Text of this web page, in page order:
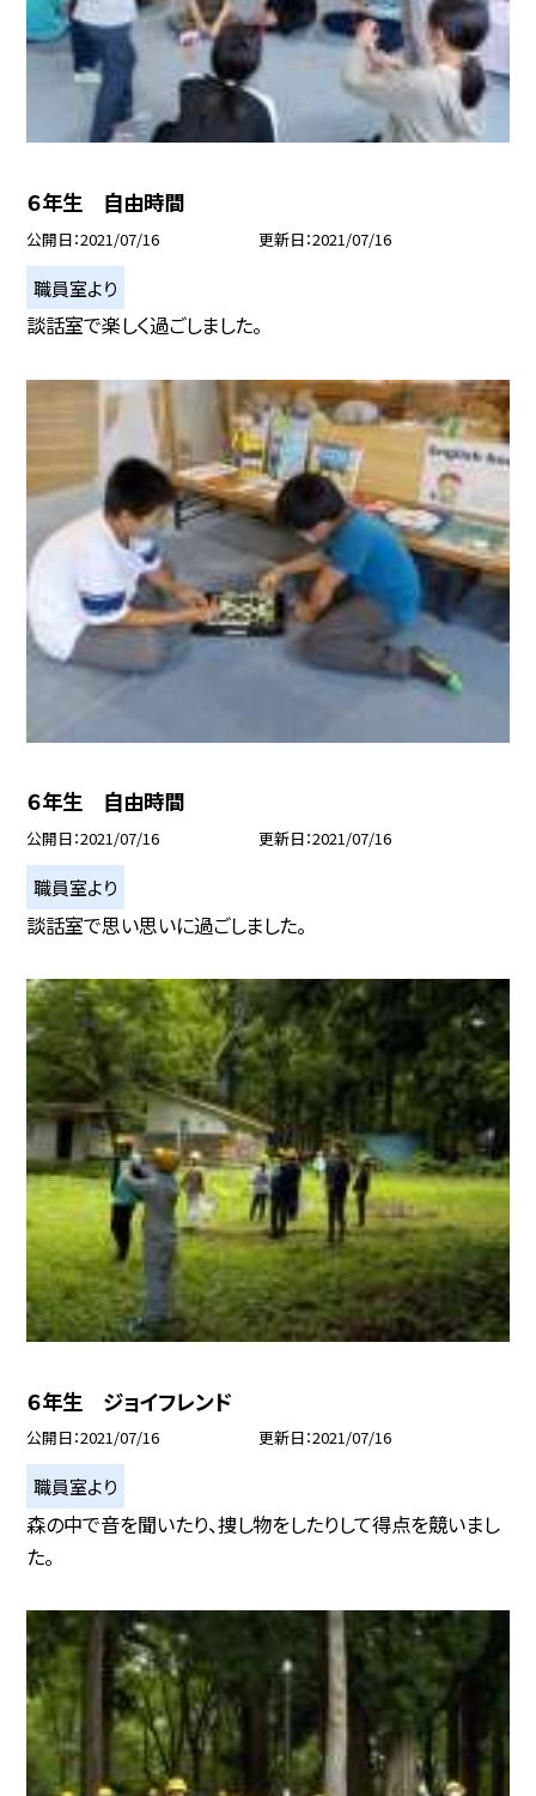
６年生 自由時間
公開日 2021/07/16 更新日 2021/07/16
職員室より
談話室で楽しく過ごしました。
６年生 自由時間
公開日 2021/07/16 更新日 2021/07/16
職員室より
談話室で思い思いに過ごしました。
６年生 ジョイフレンド
公開日 2021/07/16 更新日 2021/07/16
職員室より
森の中で音を聞いたり、捜し物をしたりして得点を競いまし
た。